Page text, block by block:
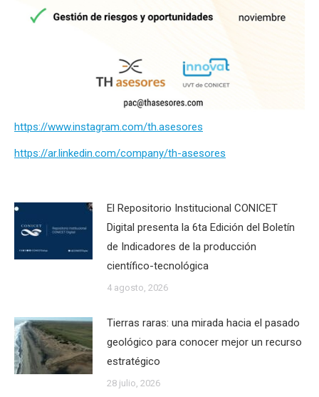
https://www.instagram.com/th.asesores
https://ar.linkedin.com/company/th-asesores
El Repositorio Institucional CONICET
Digital presenta la 6ta Edición del Boletín
de Indicadores de la producción
científico-tecnológica
4 agosto, 2026
Tierras raras: una mirada hacia el pasado
geológico para conocer mejor un recurso
estratégico
28 julio, 2026